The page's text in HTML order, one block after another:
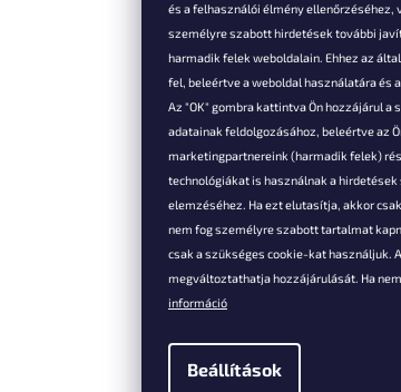
és a felhasználói élmény ellenőrzéséhez,
személyre szabott hirdetések további
harmadik felek weboldalain. Ehhez az
fel, beleértve a weboldal használatára és
Az "OK" gombra kattintva Ön hozzájárul a
adatainak feldolgozásához, beleértve az
marketingpartnereink (harmadik felek)
technológiákat is használnak a
elemzéséhez. Ha ezt elutasítja, akkor
nem fog személyre szabott tartalmat
csak a szükséges cookie-kat használjuk.
megváltoztathatja hozzájárulását. Ha
információ
Beállítások
Vevőknek
Hűségkedvezmények
Szállítás és fizetés
Panaszok és áruk
visszaküldése
Általános Szerződési
Feltételek
A személyes adatok
védelmének feltételei
Elérhetőségi adatok